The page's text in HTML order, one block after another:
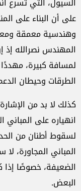
على أن البناء على
وهندسية معمقة
المهندس نصرالله إذ
لمسافة كبيرة،
الطرقات وحيطان
كذلك لا بد من
انهياره على المباني
لسقوط أطنان من
المباني المجاورة،
الضعيفة، خصوصًا إذا
البعض.